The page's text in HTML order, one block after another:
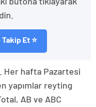
Et ⭐
Her hafta Pazartesi
yapımlar reyting
AB ve ABC